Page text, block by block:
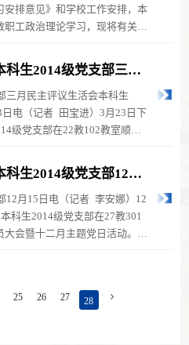
安排意见》和学校工作安排，本
工政治理论学习，现将有关安
习时间4月8日...
科生2014级党支部三月
三月民主评议生活会本科生
日电（记者 田宝进）3月23日下
级党支部在22教102教室顺利
活会。本次党组织生...
科生2014级党支部12月
与学部党委集中学习
12月15日电（记者 李安娜）12
科生2014级党支部在27教301
会暨十二月主题党日活动。本
书记主持，主题...
25 26 27 28 